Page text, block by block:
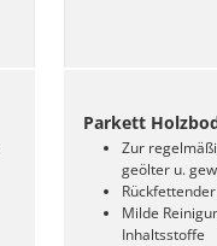
Parkett
Zur
geölter u.
Milde
Inhaltsstoffe